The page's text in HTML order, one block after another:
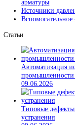
Испытательные
Оборудование
арматуры
Статьи
09.06.2026